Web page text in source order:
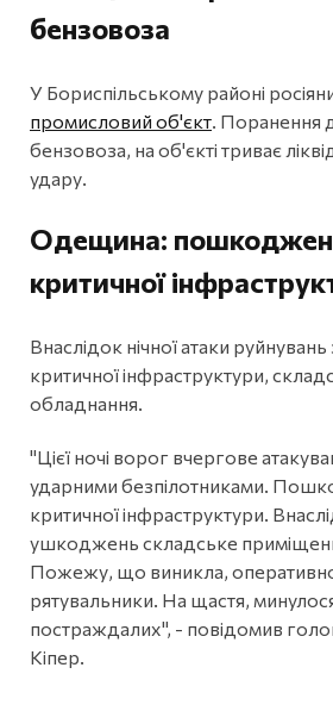
бензовоза
У Бориспільському районі
промисловий об'єкт . Поранення
бензовоза, на об'єкті триває
удару.
Одещина:
критичної
Внаслідок нічної атаки
критичної інфраструктури,
обладнання.
"Цієї ночі ворог вчергове
ударними безпілотниками.
критичної інфраструктури.
ушкоджень складське
Пожежу, що виникла, оперативно
рятувальники. На щастя,
постраждалих", - повідомив
Кіпер.